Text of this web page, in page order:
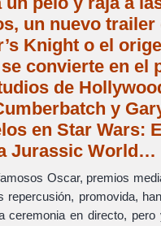
un nuevo trailer
Knight o el
convierte en el
de
y
en Star Wars:
Jurassic World…
Oscar, premios
promovida,
ceremonia en directo,